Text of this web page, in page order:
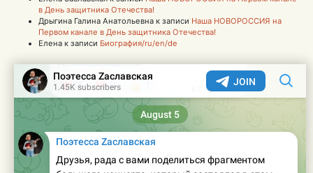
в День защитника Отечества!
Дрыгина Галина Анатольевна к записи Наша НОВОРОССИЯ на
Первом канале в День защитника Отечества!
Елена к записи Биография/ru/en/de